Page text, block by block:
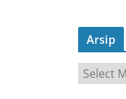
Arsip
r